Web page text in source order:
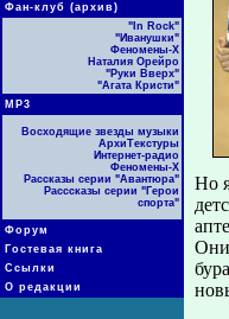
Фан-клуб (архив)
"In Rock"
"Иванушки"
Феномены-Х
Наталия Орейро
"Руки Вверх"
"Агата Кристи"
МР3
Восходящие звезды музыки
АрхиТекстуры
Интернет-радио
Феномены-Х
Рассказы серии "Авантюра"
Расссказы серии "Герои
спорта"
Форум
Гостевая книга
Ссылки
О редакции
Но
Они